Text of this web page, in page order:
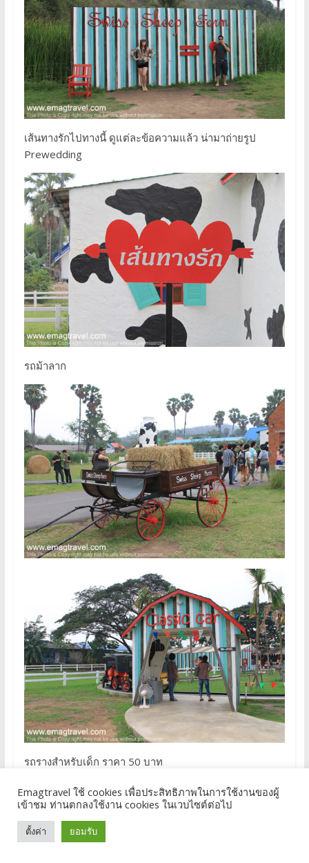
เส้นทางรักไปทางนี้ ดูแต่ละข้อความแล้ว น่ามาถ่ายรูป
Prewedding
รถม้าลาก
รถรางสำหรับเด็ก ราคา 50 บาท
Emagtravel ใช้ cookies เพื่อประสิทธิภาพในการใช้งานของผู้
เข้าชม ท่านตกลงใช้งาน cookies ในเวบไซต์ต่อไป
ตั้งค่า ยอมรับ